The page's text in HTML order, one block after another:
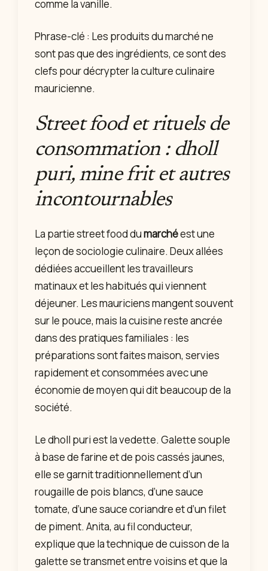
comme la vanille.
Phrase-clé : Les produits du marché ne
sont pas que des ingrédients, ce sont des
clefs pour décrypter la culture culinaire
mauricienne.
Street food et rituels de
consommation : dholl
puri, mine frit et autres
incontournables
La partie street food dumarchéest une
leçon de sociologie culinaire. Deux allées
dédiées accueillent les travailleurs
matinaux et les habitués qui viennent
déjeuner. Les mauriciens mangent souvent
sur le pouce, mais la cuisine reste ancrée
dans des pratiques familiales : les
préparations sont faites maison, servies
rapidement et consommées avec une
économie de moyen qui dit beaucoup de la
société.
Le dholl puri est la vedette. Galette souple
à base de farine et de pois cassés jaunes,
elle se garnit traditionnellement d’un
rougaille de pois blancs, d’une sauce
tomate, d’une sauce coriandre et d’un filet
de piment. Anita, au fil conducteur,
explique que la technique de cuisson de la
galette se transmet entre voisins et que la